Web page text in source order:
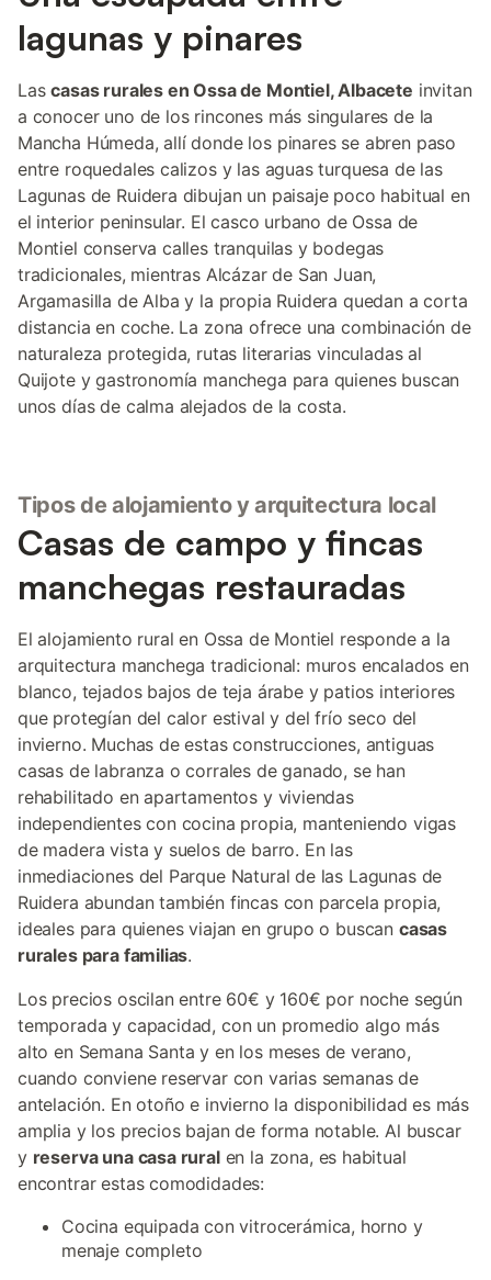
admiten mascotas. Se respetan las horas de silencio. La
ubicación permite realizar actividades como senderismo,
centro de la ciudad a 2,5 km. La propiedad ofrece vistas al
entorno y dispone de una zona de picnic con mobiliario de
lagunas y pinares
Lascasas rurales en Ossa de Montiel, Albacete invitan
a conocer uno de los rincones más singulares de la
Mancha Húmeda, allí donde los pinares se abren paso
entre roquedales calizos y las aguas turquesa de las
Lagunas de Ruidera dibujan un paisaje poco habitual en
el interior peninsular. El casco urbano de Ossa de
Montiel conserva calles tranquilas y bodegas
tradicionales, mientras Alcázar de San Juan,
Argamasilla de Alba y la propia Ruidera quedan a corta
distancia en coche. La zona ofrece una combinación de
naturaleza protegida, rutas literarias vinculadas al
Quijote y gastronomía manchega para quienes buscan
unos días de calma alejados de la costa.
Tipos de alojamiento y arquitectura local
Casas de campo y fincas
manchegas restauradas
El alojamiento rural en Ossa de Montiel responde a la
arquitectura manchega tradicional: muros encalados en
blanco, tejados bajos de teja árabe y patios interiores
que protegían del calor estival y del frío seco del
invierno. Muchas de estas construcciones, antiguas
casas de labranza o corrales de ganado, se han
rehabilitado en apartamentos y viviendas
independientes con cocina propia, manteniendo vigas
de madera vista y suelos de barro. En las
inmediaciones del Parque Natural de las Lagunas de
Ruidera abundan también fincas con parcela propia,
ideales para quienes viajan en grupo o buscan casas
rurales para familias.
Los precios oscilan entre 60€ y 160€ por noche según
temporada y capacidad, con un promedio algo más
alto en Semana Santa y en los meses de verano,
cuando conviene reservar con varias semanas de
antelación. En otoño e invierno la disponibilidad es más
amplia y los precios bajan de forma notable. Al buscar
y reserva una casa ruralen la zona, es habitual
encontrar estas comodidades:
Cocina equipada con vitrocerámica, horno y
menaje completo